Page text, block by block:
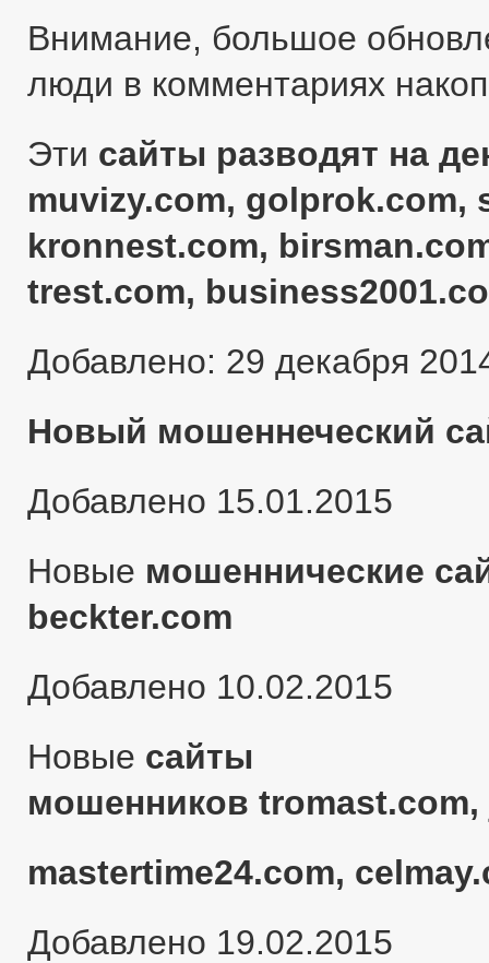
Внимание, большое
люди в комментариях
Эти сайты разводят на
muvizy.com, golprok.com,
kronnest.com,
trest.com,
Добавлено: 29 декабря
Новый мошеннеческий
Добавлено 15.01.2015
Новые мошеннические
beckter.com
Добавлено 10.02.2015
Новые сайты
мошенников
mastertime24.com,
Добавлено 19.02.2015